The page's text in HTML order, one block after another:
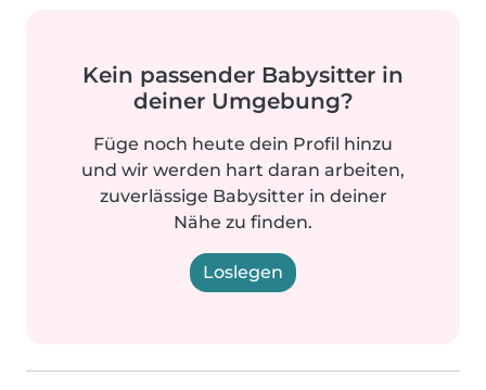
Kein passender Babysitter in
deiner Umgebung?
Füge noch heute dein Profil hinzu
und wir werden hart daran arbeiten,
zuverlässige Babysitter in deiner
Nähe zu finden.
Loslegen